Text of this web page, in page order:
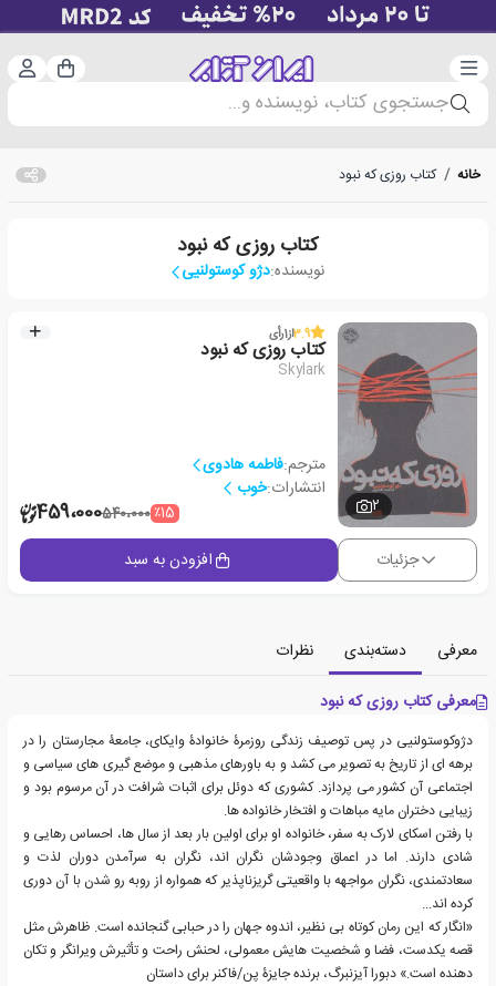
دسته‌بندی سبد
جستجوی کتاب، نویسنده و...
خانه / کتاب روزی که نبود
کتاب روزی که نبود
نویسنده:دژو کوستولنیی
2
3.9از1رأی
کتاب روزی که نبود
Skylark
مترجم:فاطمه هادوی
انتشارات:خوب
٪15540،000459،000
جزئیات افزودن به سبد
معرفی دسته‌بندی
نظرات
معرفی کتاب روزی که نبود
دژوکوستولنیی در پس توصیف زندگی روزمرۀ خانوادۀ وایکای، جامعۀ مجارستان را در
برهه ای از تاریخ به تصویر می کشد و به باورهای مذهبی و موضع گیری های سیاسی و
اجتماعی آن کشور می پردازد. کشوری که دوئل برای اثبات شرافت در آن مرسوم بود و
زیبایی دختران مایه مباهات و افتخار خانواده ها.
با رفتن اسکای لارک به سفر، خانواده او برای اولین بار بعد از سال ها، احساس رهایی و
شادی دارند. اما در اعماق وجودشان نگران اند، نگران به سرآمدن دوران لذت و
سعادتمندی، نگران مواجهه با واقعیتی گریزناپذیر که همواره از روبه رو شدن با آن دوری
کرده اند...
«انگار که این رمان کوتاه بی نظیر، اندوه جهان را در حبابی گنجانده است. ظاهرش مثل
قصه یکدست، فضا و شخصیت هایش معمولی، لحنش راحت و تأثیرش ویرانگر و تکان
دهنده است.» دبورا آیزنبرگ، برنده جایزۀ پن/فاکنر برای داستان